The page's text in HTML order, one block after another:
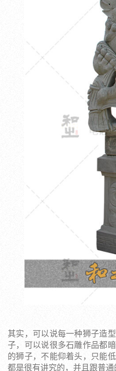
其实，可以说每一种狮子造
子，可以说很多石雕作品都
的狮子，不能仰着头，只能
都是很有讲究的，并且跟普通